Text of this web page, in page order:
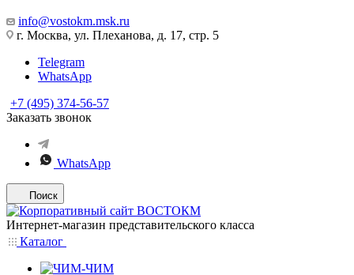
info@vostokm.msk.ru
г. Москва, ул. Плеханова, д. 17, стр. 5
Telegram
WhatsApp
+7 (495) 374-56-57
Заказать звонок
WhatsApp
Поиск
Интернет-магазин представительского класса
Каталог